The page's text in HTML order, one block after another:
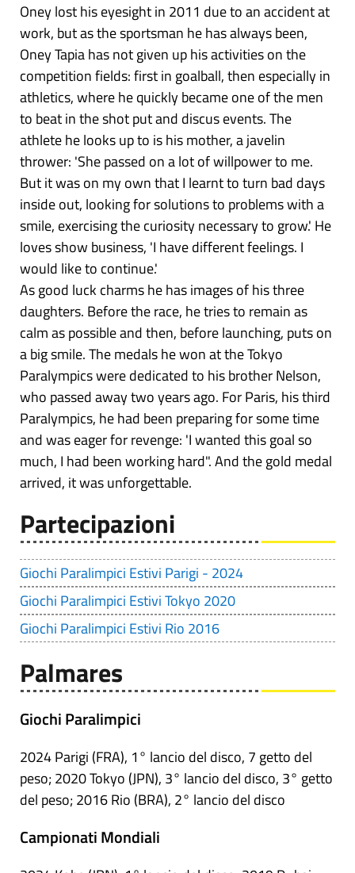
Oney lost his eyesight in 2011 due to an accident at
work, but as the sportsman he has always been,
Oney Tapia has not given up his activities on the
competition fields: first in goalball, then especially in
athletics, where he quickly became one of the men
to beat in the shot put and discus events. The
athlete he looks up to is his mother, a javelin
thrower: 'She passed on a lot of willpower to me.
But it was on my own that I learnt to turn bad days
inside out, looking for solutions to problems with a
smile, exercising the curiosity necessary to grow.' He
loves show business, 'I have different feelings. I
would like to continue.'
As good luck charms he has images of his three
daughters. Before the race, he tries to remain as
calm as possible and then, before launching, puts on
a big smile. The medals he won at the Tokyo
Paralympics were dedicated to his brother Nelson,
who passed away two years ago. For Paris, his third
Paralympics, he had been preparing for some time
and was eager for revenge: 'I wanted this goal so
much, I had been working hard". And the gold medal
arrived, it was unforgettable.
Partecipazioni
Giochi Paralimpici Estivi Parigi - 2024
Giochi Paralimpici Estivi Tokyo 2020
Giochi Paralimpici Estivi Rio 2016
Palmares
Giochi Paralimpici
2024 Parigi (FRA), 1° lancio del disco, 7 getto del
peso; 2020 Tokyo (JPN), 3° lancio del disco, 3° getto
del peso; 2016 Rio (BRA), 2° lancio del disco
Campionati Mondiali